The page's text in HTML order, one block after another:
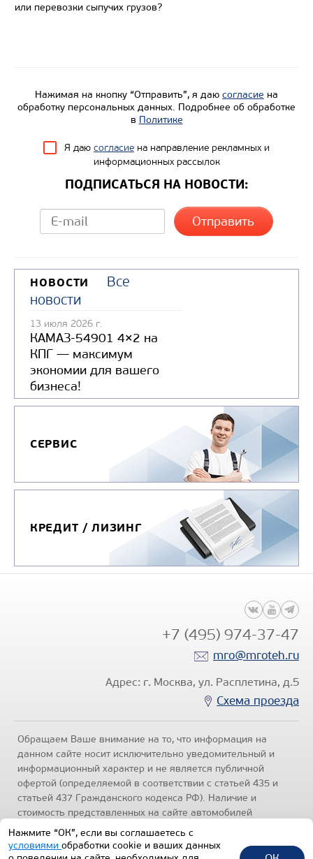
Направление разгрузки
или перевозки сыпучих грузов?
Нажимая на кнопку “Отправить”, я даю согласие на
обработку персональных данных. Подробнее об обработке
в Политике
Я даю согласие на направление рекламных и
информационных рассылок
ПОДПИСАТЬСЯ НА НОВОСТИ:
НОВОСТИ
Все
новости
13 июля 2026 г.
КАМАЗ-54901 4×2 на
КПГ — максимум
экономии для вашего
бизнеса!
СЕРВИС
КРЕДИТ / ЛИЗИНГ
+7 (495) 974-37-47
mro@mroteh.ru
Адрес: г. Москва, ул. Расплетина, д.5
Схема проезда
Обращаем Ваше внимание на то, что информация на
данном сайте носит исключительно уведомительный и
информационный характер и не является публичной
офертой (определяемой в соответствии с статьей 435 и
статьей 437 Гражданского кодекса РФ). Наличие и
стоимость представленных на сайте автомобилей
уточняйте по телефонам отделов продаж, представленных
в разделе "Контакты" настоящего ресурса.
конфиденциальности.
Нажмите “ОК”, если вы соглашаетесь с
условиями обработки cookie и ваших данных